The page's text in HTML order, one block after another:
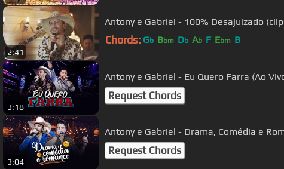
2:41
Antony e Gabriel - 100% Desajuizado
Chords: Gb Bbm Db Ab F Ebm B
3:18
Antony e Gabriel - Eu Quero Farra (Ao
Request Chords
3:04
Antony e Gabriel - Drama, Comédia e
Request Chords